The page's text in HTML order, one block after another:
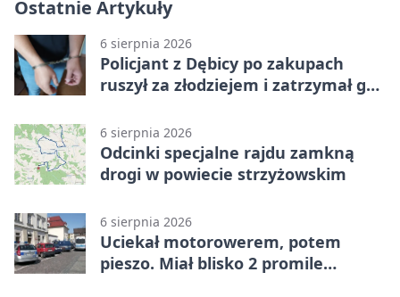
Ostatnie Artykuły
6 sierpnia 2026
Policjant z Dębicy po zakupach
ruszył za złodziejem i zatrzymał go
6 sierpnia 2026
Odcinki specjalne rajdu zamkną
drogi w powiecie strzyżowskim
6 sierpnia 2026
Uciekał motorowerem, potem
pieszo. Miał blisko 2 promile